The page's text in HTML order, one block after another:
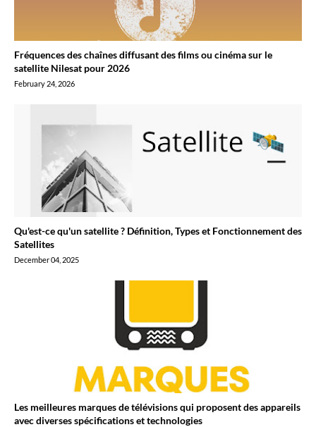
Fréquences des chaînes diffusant des films ou cinéma sur le
satellite Nilesat pour 2026
February 24, 2026
Qu'est-ce qu'un satellite ? Définition, Types et Fonctionnement des
Satellites
December 04, 2025
Les meilleures marques de télévisions qui proposent des appareils
avec diverses spécifications et technologies